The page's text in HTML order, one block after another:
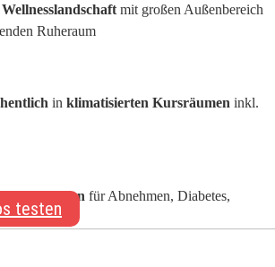
mit großen Außenbereich
Ruheraum
in klimatisierten Kursräumen inkl.
Experten für Abnehmen, Diabetes,
Fitness
testen